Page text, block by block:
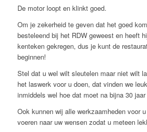
De motor loopt en klinkt goed.
Om je zekerheid te geven dat het goed
besteleend bij het RDW geweest en heeft
kenteken gekregen, dus je kunt de
beginnen!
Stel dat u wel wilt sleutelen maar niet wilt
het laswerk voor u doen, dat vinden we
inmiddels wel hoe dat moet na bijna 30
Ook kunnen wij alle werkzaamheden voor
voeren naar uw wensen zodat u meteen